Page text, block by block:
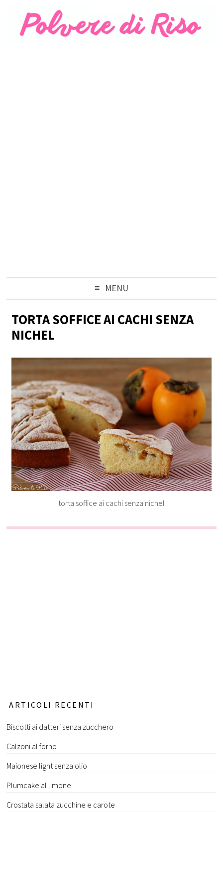
MENU
TORTA SOFFICE AI CACHI SENZA
NICHEL
torta soffice ai cachi senza nichel
ARTICOLI RECENTI
Biscotti ai datteri senza zucchero
Calzoni al forno
Maionese light senza olio
Plumcake al limone
Crostata salata zucchine e carote